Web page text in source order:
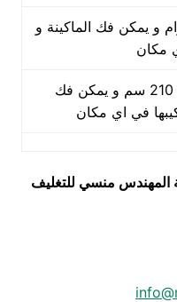
و يمكن فك الماكينة و
مكان
112 × 117 × 210 سم و يمكن فك
في اي مكان
المهندس منسي للتغليف